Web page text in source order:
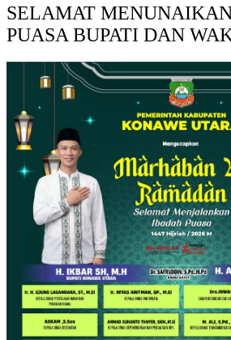
SELAMAT
PUASA BUPATI DAN